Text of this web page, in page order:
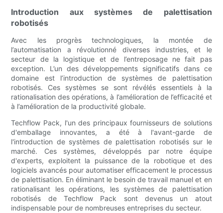
Introduction aux systèmes de palettisation
robotisés
Avec les progrès technologiques, la montée de
l’automatisation a révolutionné diverses industries, et le
secteur de la logistique et de l’entreposage ne fait pas
exception. L’un des développements significatifs dans ce
domaine est l’introduction de systèmes de palettisation
robotisés. Ces systèmes se sont révélés essentiels à la
rationalisation des opérations, à l’amélioration de l’efficacité et
à l’amélioration de la productivité globale.
Techflow Pack, l'un des principaux fournisseurs de solutions
d'emballage innovantes, a été à l'avant-garde de
l'introduction de systèmes de palettisation robotisés sur le
marché. Ces systèmes, développés par notre équipe
d'experts, exploitent la puissance de la robotique et des
logiciels avancés pour automatiser efficacement le processus
de palettisation. En éliminant le besoin de travail manuel et en
rationalisant les opérations, les systèmes de palettisation
robotisés de Techflow Pack sont devenus un atout
indispensable pour de nombreuses entreprises du secteur.